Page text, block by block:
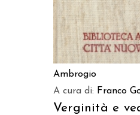
Ambrogio
A cura di: Franco
Verginità e